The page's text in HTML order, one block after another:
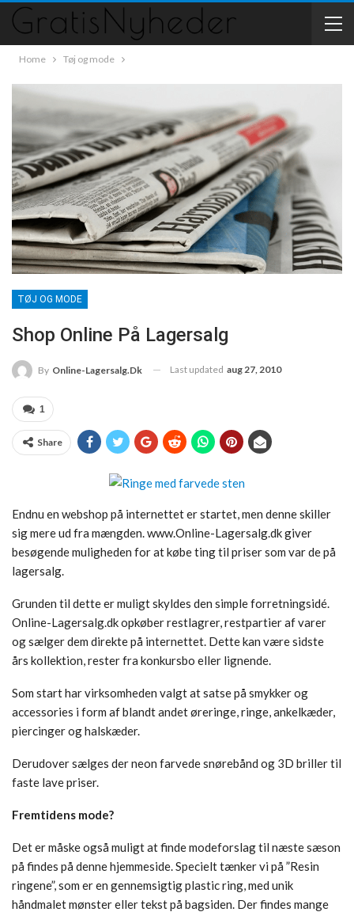
Home Tøj og mode
TØJ OG MODE
Shop Online På Lagersalg
By Online-Lagersalg.dk Last updated aug 27, 2010
1
Share
Endnu en webshop på internettet er startet, men denne skiller
sig mere ud fra mængden. www.Online-Lagersalg.dk giver
besøgende muligheden for at købe ting til priser som var de på
lagersalg.
Grunden til dette er muligt skyldes den simple forretningsidé.
Online-Lagersalg.dk opkøber restlagrer, restpartier af varer
og sælger dem direkte på internettet. Dette kan være sidste
års kollektion, rester fra konkursbo eller lignende.
Som start har virksomheden valgt at satse på smykker og
accessories i form af blandt andet øreringe, ringe, ankelkæder,
piercinger og halskæder.
Derudover sælges der neon farvede snørebånd og 3D briller til
faste lave priser.
Fremtidens mode?
Det er måske også muligt at finde modeforslag til næste sæson
på findes på denne hjemmeside. Specielt tænker vi på ”Resin
ringene”, som er en gennemsigtig plastic ring, med unik
håndmalet mønster eller tekst på bagsiden. Der findes mange